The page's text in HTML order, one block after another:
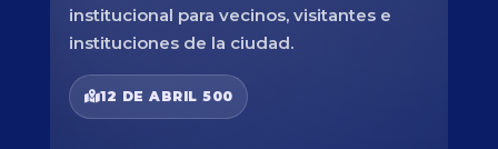
institucional para vecinos, visitantes e
instituciones de la ciudad.
12 DE ABRIL 500